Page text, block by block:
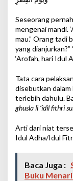
Seseorang
mengenai mandi.
mau.” Orang tadi
yang dianjurkan?”
‘Arofah, hari Idul
Tata cara
disebutkan
terlebih dahulu.
ghusla li ‘îdil fithri
Arti dari niat
Idul Adha/Idul
Baca Juga :
Buku